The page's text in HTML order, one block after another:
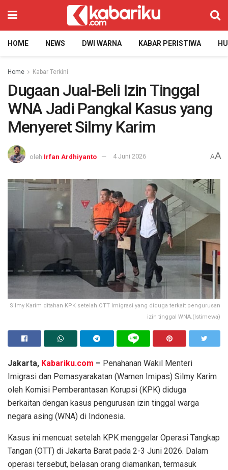
HOME NEWS DWI WARNA KABAR PERISTIWA
Home Kabar Terkini
Dugaan Jual-Beli Izin Tinggal
WNA Jadi Pangkal Kasus yang
Menyeret Silmy Karim
oleh Irfan Ardhiyanto 4 Juni 2026 AA
Silmy Karim ditahan KPK setelah OTT Imigrasi yang diduga terkait pengurusan
izin tinggal WNA.(Istimewa)
Jakarta, Kabariku.com – Penahanan Wakil Menteri
Imigrasi dan Pemasyarakatan (Wamen Imipas) Silmy Karim
oleh Komisi Pemberantasan Korupsi (KPK) diduga
berkaitan dengan kasus pengurusan izin tinggal warga
negara asing (WNA) di Indonesia.
Kasus ini mencuat setelah KPK menggelar Operasi Tangkap
Tangan (OTT) di Jakarta Barat pada 2-3 Juni 2026. Dalam
operasi tersebut, belasan orang diamankan, termasuk